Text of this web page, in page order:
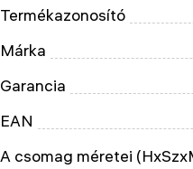
Termékazonosító
Márka
Garancia
EAN
A csomag méretei